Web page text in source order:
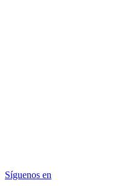
Síguenos en